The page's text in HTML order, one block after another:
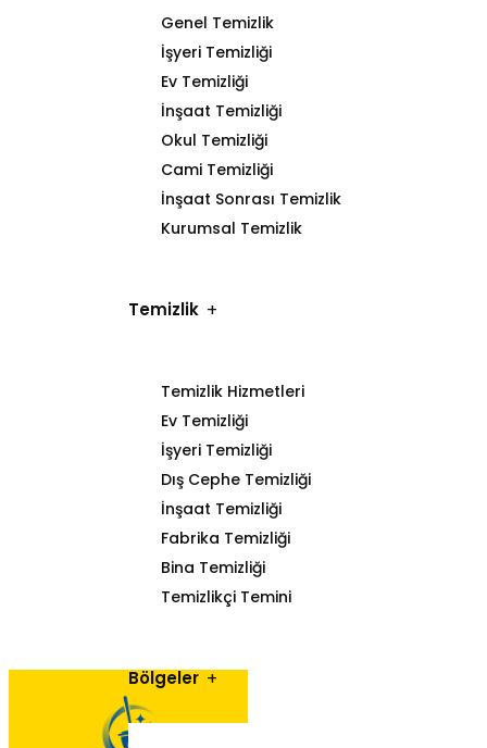
Genel Temizlik
İşyeri Temizliği
Ev Temizliği
İnşaat Temizliği
Okul Temizliği
Cami Temizliği
İnşaat Sonrası Temizlik
Kurumsal Temizlik
Temizlik
Temizlik Hizmetleri
Ev Temizliği
İşyeri Temizliği
Dış Cephe Temizliği
İnşaat Temizliği
Fabrika Temizliği
Bina Temizliği
Temizlikçi Temini
Bölgeler